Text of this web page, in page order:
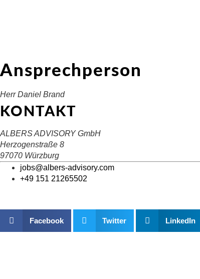
Ansprechperson
Herr Daniel Brand
KONTAKT
ALBERS ADVISORY GmbH
Herzogenstraße 8
97070 Würzburg
jobs@albers-advisory.com
+49 151 21265502
Facebook Twitter LinkedIn